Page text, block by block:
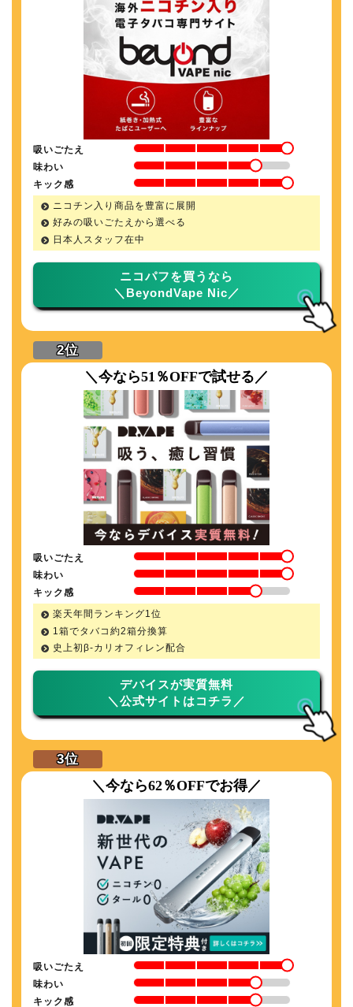
吸いごたえ
味わい
キック感
ニコチン入り商品を豊富に展開
好みの吸いごたえから選べる
日本人スタッフ在中
ニコパフを買うなら
＼BeyondVape Nic／
＼今なら51％OFFで試せる／
吸いごたえ
味わい
キック感
楽天年間ランキング1位
1箱でタバコ約2箱分換算
史上初β-カリオフィレン配合
デバイスが実質無料
＼公式サイトはコチラ／
＼今なら62％OFFでお得／
吸いごたえ
味わい
キック感